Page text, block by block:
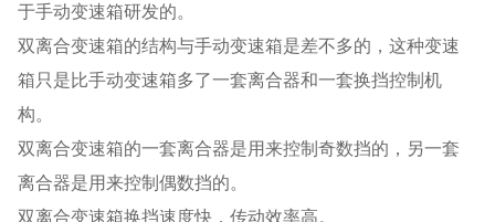
于手动变速箱研发的。
双离合变速箱的结构与手动变速箱是差不多的，这种变速
箱只是比手动变速箱多了一套离合器和一套换挡控制机
构。
双离合变速箱的一套离合器是用来控制奇数挡的，另一套
离合器是用来控制偶数挡的。
双离合变速箱换挡速度快，传动效率高。